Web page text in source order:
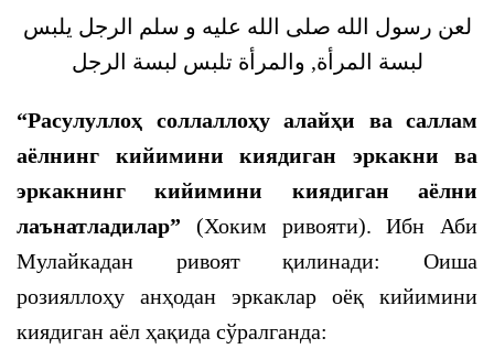
لعن رسول الله صلى الله عليه و سلم الرجل يلبس
لبسة المرأة, والمرأة تلبس لبسة الرجل
“Расулуллоҳ соллаллоҳу алайҳи ва саллам
аёлнинг кийимини киядиган эркакни ва
эркакнинг кийимини киядиган аёлни
лаънатладилар” (Хоким ривояти). Ибн Аби
Мулайкадан ривоят қилинади: Оиша
розияллоҳу анҳодан эркаклар оёқ кийимини
киядиган аёл ҳақида сўралганда: